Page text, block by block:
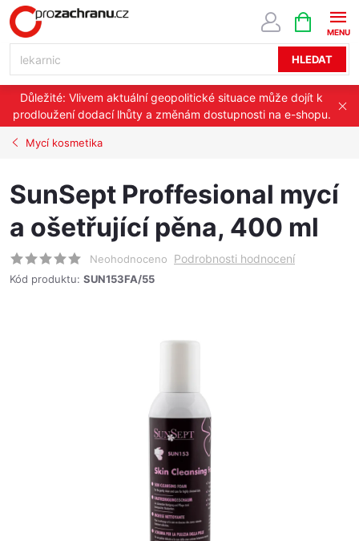
Přejít
na
HLEDAT
NÁKUPNÍ
KOŠÍK
Důležité: Vlivem aktuální geopolitické situace může dojít k
prodloužení dodací lhůty a změnám dostupnosti na e-shopu.
Mycí kosmetika
SunSept Proffesional mycí
a ošetřující pěna, 400 ml
Neohodnoceno Podrobnosti hodnocení
Kód produktu: SUN153FA/55